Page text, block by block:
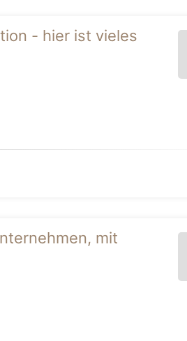
- hier ist vieles
mit